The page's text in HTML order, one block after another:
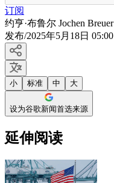
订阅
约亨·布鲁尔 Jochen Breuer
发布/2025年5月18日 05:00
小 标准 中 大
设为谷歌新闻首选来源
延伸阅读